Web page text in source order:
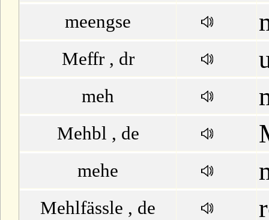
meengse
Meffr , dr
meh
Mehbl , de
mehe
Mehlfässle , de